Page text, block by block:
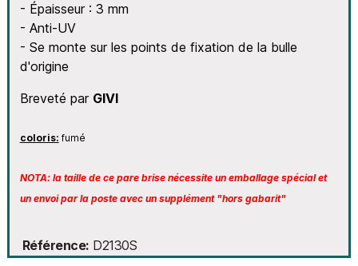
- Épaisseur : 3 mm
- Anti-UV
- Se monte sur les points de fixation de la bulle
d'origine
Breveté par GIVI
coloris: fumé
NOTA: la taille de ce pare brise nécessite un emballage spécial et
un envoi par la poste avec un supplément "hors gabarit"
Référence D2130S